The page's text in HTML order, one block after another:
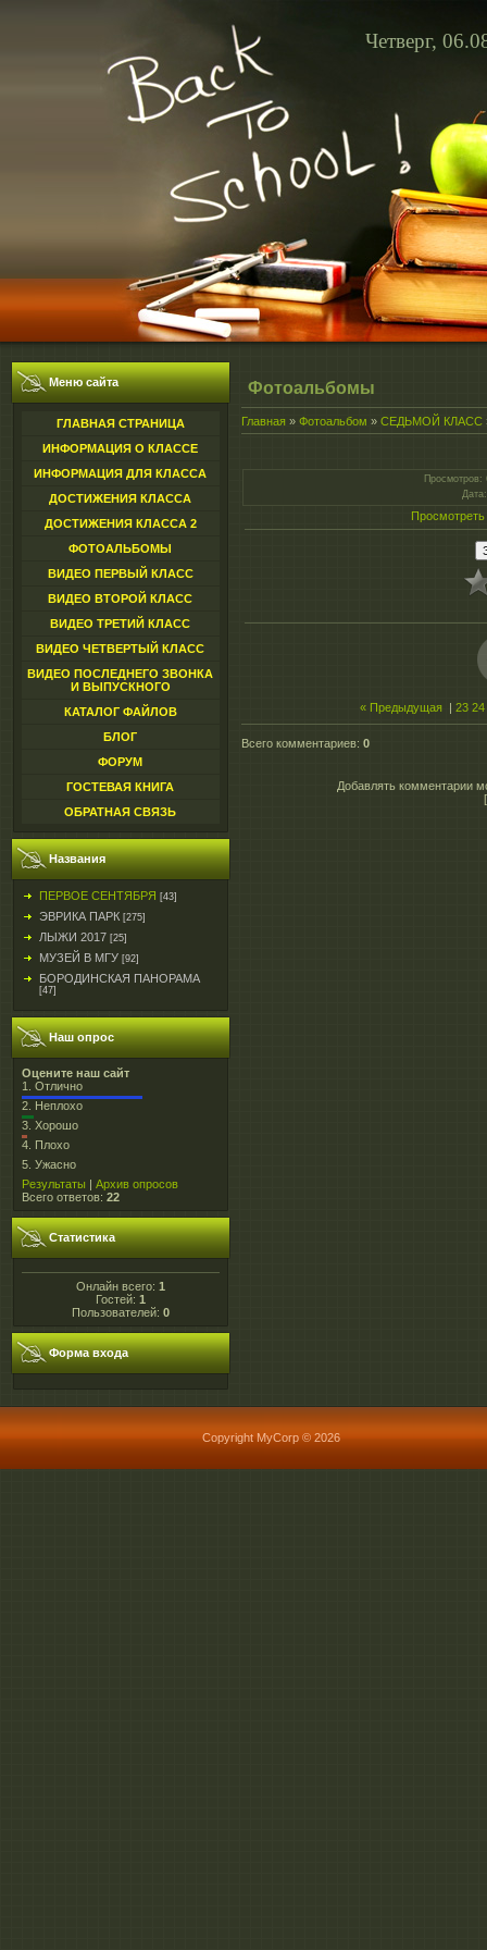
Четверг,
Меню сайта
ГЛАВНАЯ СТРАНИЦА
ИНФОРМАЦИЯ О КЛАССЕ
ИНФОРМАЦИЯ ДЛЯ КЛАССА
ДОСТИЖЕНИЯ КЛАССА
ДОСТИЖЕНИЯ КЛАССА 2
ФОТОАЛЬБОМЫ
ВИДЕО ПЕРВЫЙ КЛАСС
ВИДЕО ВТОРОЙ КЛАСС
ВИДЕО ТРЕТИЙ КЛАСС
ВИДЕО ЧЕТВЕРТЫЙ КЛАСС
ВИДЕО ПОСЛЕДНЕГО ЗВОНКА
И ВЫПУСКНОГО
КАТАЛОГ ФАЙЛОВ
БЛОГ
ФОРУМ
ГОСТЕВАЯ КНИГА
ОБРАТНАЯ СВЯЗЬ
Названия
ПЕРВОЕ СЕНТЯБРЯ [43]
ЭВРИКА ПАРК [275]
ЛЫЖИ 2017 [25]
МУЗЕЙ В МГУ [92]
БОРОДИНСКАЯ ПАНОРАМА
[47]
Наш опрос
Оцените наш сайт
1. Отлично
2. Неплохо
3. Хорошо
4. Плохо
5. Ужасно
Результаты | Архив опросов
Всего ответов: 22
Статистика
Онлайн всего: 1
Гостей: 1
Пользователей: 0
Форма входа
Фотоальбомы
Главная » Фотоальбом » СЕДЬМОЙ КЛАСС
Просмотров:
Дата
« Предыдущая 23 24
Всего комментариев: 0
Добавлять комментарии
Copyright MyCorp © 2026